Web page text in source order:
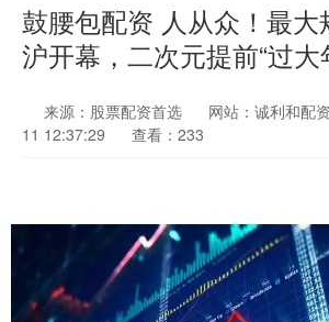
鼓腰包配资 人从众！最大
沪开幕，二次元提前“过大
来源：股票配资首选 网站：诚利和配资
11 12:37:29
查看：233